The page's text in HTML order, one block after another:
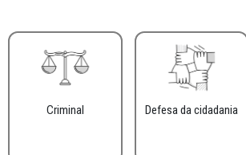
Criminal Defesa da cidadania